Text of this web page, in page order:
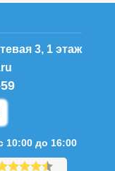
3, 1 этаж
10:00 до 16:00